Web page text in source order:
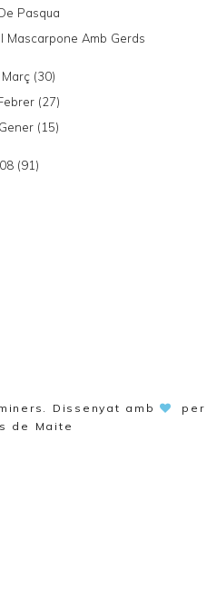
Pasqua
Mascarpone Amb Gerds
(30)
(27)
(15)
(91)
. Dissenyat amb
per
de Maite